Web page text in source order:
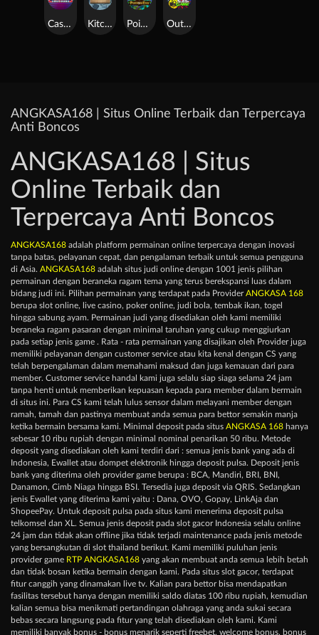
Casino Win Spin Poison Eve Outsourced: Slash Game
Kitchen Drama: Sushi Mania
ANGKASA168 | Situs Online Terbaik dan Terpercaya
Anti Boncos
ANGKASA168 | Situs
Online Terbaik dan
Terpercaya Anti Boncos
ANGKASA168 adalah platform permainan online terpercaya dengan inovasi
tanpa batas, pelayanan cepat, dan pengalaman terbaik untuk semua pengguna
di Asia. ANGKASA168 adalah situs judi online dengan 1001 jenis pilihan
permainan dengan beraneka ragam tema yang terus berekspansi luas dalam
bidang judi ini. Pilihan permainan yang terdapat pada ProviderANGKASA 168
berupa slot online, live casino, poker online, judi bola, tembak ikan, togel
hingga sabung ayam. Permainan judi yang disediakan oleh kami memiliki
beraneka ragam pasaran dengan minimal taruhan yang cukup menggiurkan
pada setiap jenis game . Rata - rata permainan yang disajikan oleh Provider juga
memiliki pelayanan dengan customer service atau kita kenal dengan CS yang
telah berpengalaman dalam memahami maksud dan juga kemauan dari para
member. Customer service handal kami juga selalu siap siaga selama 24 jam
tanpa henti untuk memberikan kepuasan kepada para member dalam bermain
di situs ini. Para CS kami telah lulus sensor dalam melayani member dengan
ramah, tamah dan pastinya membuat anda semua para bettor semakin manja
ketika bermain bersama kami. Minimal deposit pada situs ANGKASA 168 hanya
sebesar 10 ribu rupiah dengan minimal nominal penarikan 50 ribu. Metode
deposit yang disediakan oleh kami terdiri dari : semua jenis bank yang ada di
Indonesia, Ewallet atau dompet elektronik hingga deposit pulsa. Deposit jenis
bank yang diterima oleh provider game berupa : BCA, Mandiri, BRI, BNI,
Danamon, Cimb Niaga hingga BSI. Tersedia juga deposit via QRIS. Sedangkan
jenis Ewallet yang diterima kami yaitu : Dana, OVO, Gopay, LinkAja dan
ShopeePay. Untuk deposit pulsa pada situs kami menerima deposit pulsa
telkomsel dan XL. Semua jenis deposit pada slot gacor Indonesia selalu online
24 jam dan tidak akan offline jika tidak terjadi maintenance pada jenis metode
yang bersangkutan di slot thailand berikut. Kami memiliki puluhan jenis
provider game RTP ANGKASA168 yang akan membuat anda semua lebih betah
dan tidak bosan ketika bermain dengan kami. Pada situs slot gacor, terdapat
fitur canggih yang dinamakan live tv. Kalian para bettor bisa mendapatkan
fasilitas tersebut hanya dengan memiliki saldo diatas 100 ribu rupiah, kemudian
kalian semua bisa menikmati pertandingan olahraga yang anda sukai secara
bebas secara langsung pada fitur yang telah disediakan oleh kami. Kami
memiliki banyak bonus - bonus menarik seperti freebet, welcome bonus, bonus